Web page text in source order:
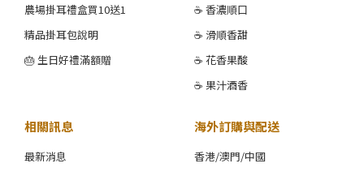
農場掛耳禮盒買10送1
精品掛耳包說明
🎂 生日好禮滿額贈
☕ 香濃順口
☕ 滑順香甜
☕ 花香果酸
☕ 果汁酒香
相關訊息
最新消息
海外訂購與配送
香港/澳門/中國